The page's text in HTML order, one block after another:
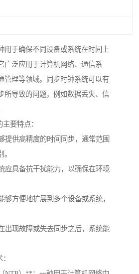
用于确保不同设备或系统在时间上
广泛应用于计算机网络、通信系
管理等领域。同步时钟系统可以有
所导致的问题，例如数据丢失、信
要特点：
提供高精度的时间同步，通常范围
应具备抗干扰能力，以确保在环境
方便地扩展到多个设备或系统，
出现故障或失去同步之后，系统能